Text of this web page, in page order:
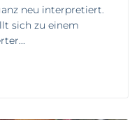
neu interpretiert.
sich zu einem